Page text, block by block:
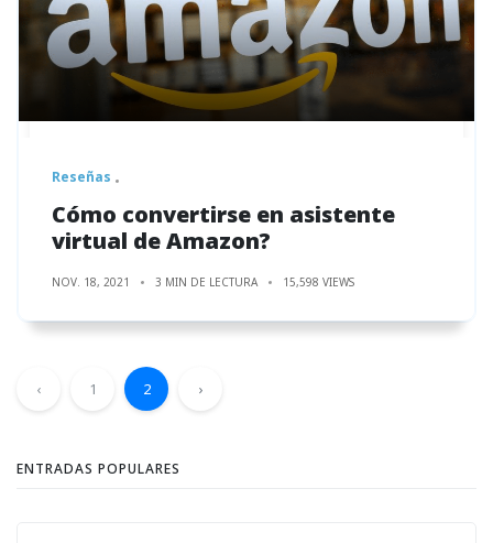
Reseñas
Cómo convertirse en asistente
virtual de Amazon?
NOV. 18, 2021 3 MIN DE LECTURA 15,598 VIEWS
‹ 1 2 ›
ENTRADAS POPULARES